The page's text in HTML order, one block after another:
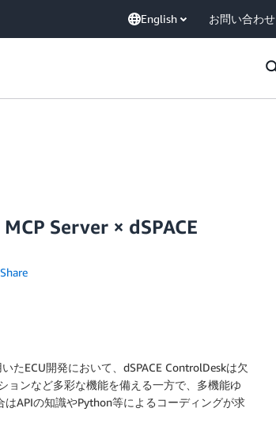
English お問い合わせ
Server × dSPACE
Share
ECU開発において、dSPACE ControlDeskは欠
ョンなど多彩な機能を備える一方で、多機能ゆ
APIの知識やPython等によるコーディングが求